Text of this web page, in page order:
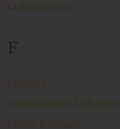
Ex gratia toʻlovi
F
Faktoring
Financial Action Task Force
Fintech kreditlash